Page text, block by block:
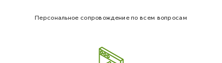
Персональное сопровождение по всем вопросам